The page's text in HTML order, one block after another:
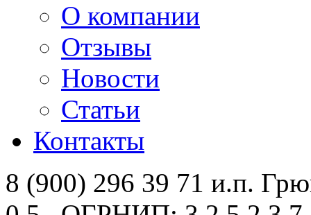
О компании
Отзывы
Новости
Статьи
Контакты
8 (900) 296 39 71 и.п.